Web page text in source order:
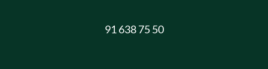
91 638 75 50